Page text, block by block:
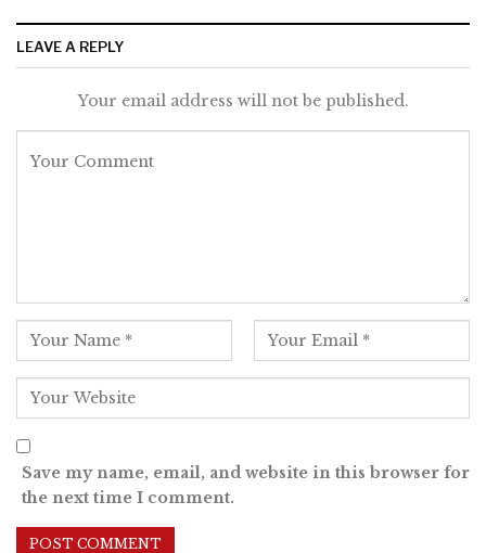
LEAVE A REPLY
Your email address will not be published.
Save my name, email, and website in this browser for
the next time I comment.